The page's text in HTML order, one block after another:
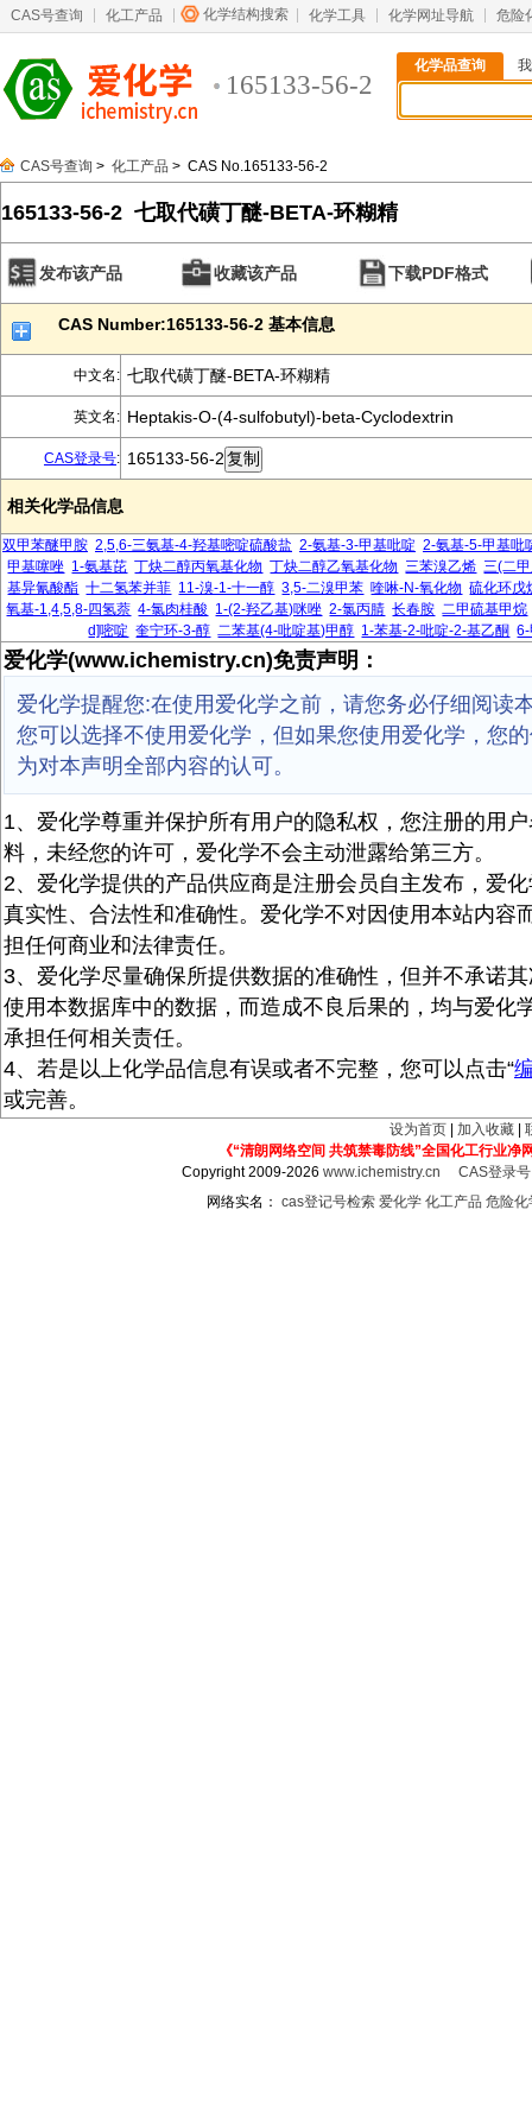
CAS号查询 化工产品 化学结构搜索 化学工具 化学网址导航 危险
165133-56-2
化学品查询
CAS号查询 > 化工产品 > CAS No.165133-56-2
165133-56-2 七取代磺丁醚-BETA-环糊精
发布该产品 收藏该产品 下载PDF格式
CAS Number:165133-56-2 基本信息
中文名: 七取代磺丁醚-BETA-环糊精
英文名: Heptakis-O-(4-sulfobutyl)-beta-Cyclodextrin
CAS登录号: 165133-56-2
相关化学品信息
双甲苯醚甲胺 2,5,6-三氨基-4-羟基嘧啶硫酸盐 2-氨基-3-甲基吡啶 2-氨基-5-甲基吡
甲基噻唑 1-氨基芘 丁炔二醇丙氧基化物 丁炔二醇乙氧基化物 三苯溴乙烯 三(二
基异氰酸酯 十二氢苯并菲 11-溴-1-十一醇 3,5-二溴甲苯 喹啉-N-氧化物 硫化环戊
氧基-1,4,5,8-四氢萘 4-氯肉桂酸 1-(2-羟乙基)咪唑 2-氯丙腈 长春胺 二甲硫基甲烷
d]嘧啶 奎宁环-3-醇 二苯基(4-吡啶基)甲醇 1-苯基-2-吡啶-2-基乙酮
爱化学(www.ichemistry.cn)免责声明：
爱化学提醒您:在使用爱化学之前，请您务必仔细阅读
您可以选择不使用爱化学，但如果您使用爱化学，您
为对本声明全部内容的认可。
1、爱化学尊重并保护所有用户的隐私权，您注册的用
料，未经您的许可，爱化学不会主动泄露给第三方。
2、爱化学提供的产品供应商是注册会员自主发布，爱
真实性、合法性和准确性。爱化学不对因使用本站内容
担任何商业和法律责任。
3、爱化学尽量确保所提供数据的准确性，但并不承诺
使用本数据库中的数据，而造成不良后果的，均与爱化
承担任何相关责任。
4、若是以上化学品信息有误或者不完整，您可以点击“
或完善。
设为首页 加入收藏
《“清朗网络空间 共筑禁毒防线”全国化工行业净
Copyright 2009-2026www.ichemistry.cn
CAS登录
网络实名： cas登记号检索 爱化学 化工产品 危险化